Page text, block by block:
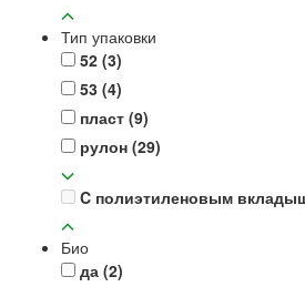
Тип упаковки
52 (3)
53 (4)
пласт (9)
рулон (29)
C полиэтиленовым
Био
да (2)